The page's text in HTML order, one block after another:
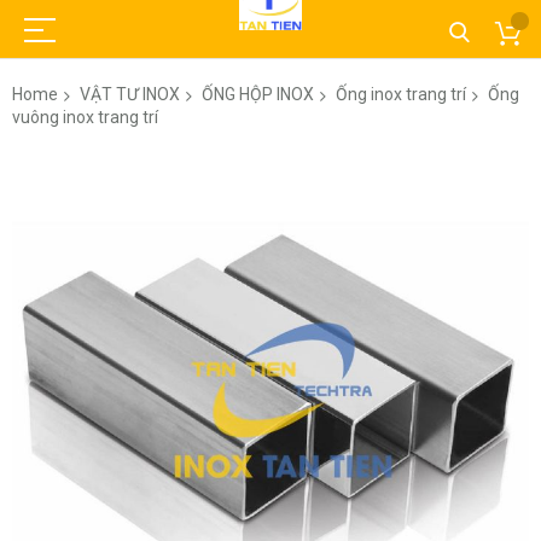
Home VẬT TƯ INOX ỐNG HỘP INOX Ống inox trang trí
Ống
vuông inox trang trí
images
gallery